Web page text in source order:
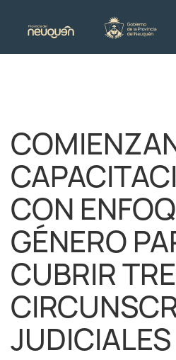
CON
GÉNERO
CUBRIR
JUDICIALES